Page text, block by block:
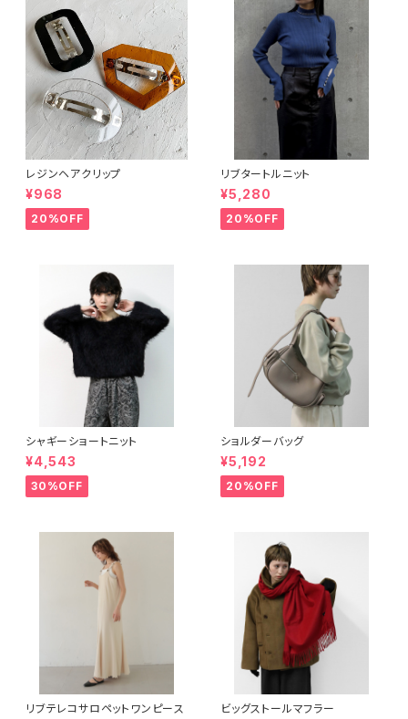
レジンヘアクリップ
¥968
20%OFF
リブタートルニット
¥5,280
20%OFF
シャギーショートニット
¥4,543
30%OFF
ショルダーバッグ
¥5,192
20%OFF
リブテレコサロペットワンピース ビッグストールマフラー